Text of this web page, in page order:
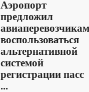
Аэропорт
предложил
авиаперевозчикам
воспользоваться
альтернативной
системой
регистрации пасс
...